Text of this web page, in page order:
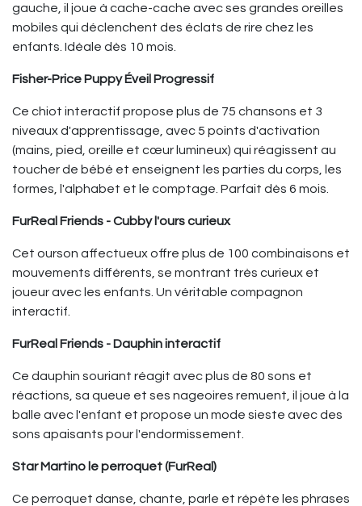
gauche, il joue à cache-cache avec ses grandes oreilles
mobiles qui déclenchent des éclats de rire chez les
enfants. Idéale dès 10 mois.
Fisher-Price Puppy Éveil Progressif
Ce chiot interactif propose plus de 75 chansons et 3
niveaux d'apprentissage, avec 5 points d'activation
(mains, pied, oreille et cœur lumineux) qui réagissent au
toucher de bébé et enseignent les parties du corps, les
formes, l'alphabet et le comptage. Parfait dès 6 mois.
FurReal Friends - Cubby l'ours curieux
Cet ourson affectueux offre plus de 100 combinaisons et
mouvements différents, se montrant très curieux et
joueur avec les enfants. Un véritable compagnon
interactif.
FurReal Friends - Dauphin interactif
Ce dauphin souriant réagit avec plus de 80 sons et
réactions, sa queue et ses nageoires remuent, il joue à la
balle avec l'enfant et propose un mode sieste avec des
sons apaisants pour l'endormissement.
Star Martino le perroquet (FurReal)
Ce perroquet danse, chante, parle et répète les phrases